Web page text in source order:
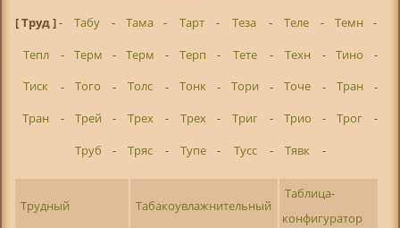
[ Труд ]- Табу - Тама - Тарт - Теза - Теле - Темн
-
Тепл
- Терм - Терм - Терп - Тете - Техн - Тино
-
Тиск
- Того - Толс - Тонк - Тори - Точе - Тран
-
Тран
- Трей - Трех - Трех - Триг - Трио - Трог
-
Труб
- Тряс - Тупе - Тусс - Тявк -
Трудный Табакоувлажнительный
Таблица-
конфигуратор